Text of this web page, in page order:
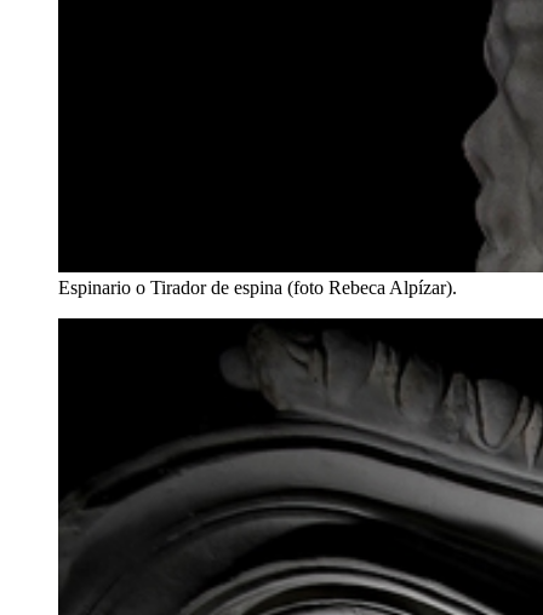
Espinario o Tirador de espina (foto Rebeca Alpízar).